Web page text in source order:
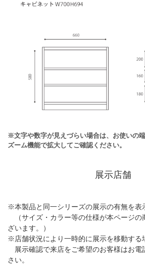
※文字や数字が見えづらい場合は、お使いの
ズーム機能で拡大してご確認ください。
展示店舗
※本製品と同一シリーズの展示の有無を表
（サイズ・カラー等の仕様が本ページの
ざいます。）
※店舗状況により一時的に展示を移動する
展示確認で来店をご希望のお客様はお電
さい。